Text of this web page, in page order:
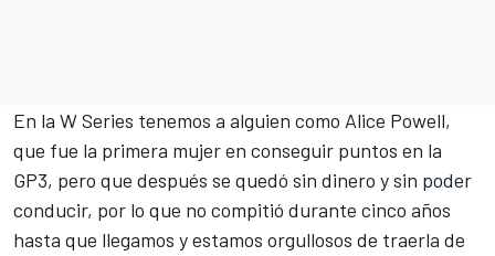
En la W Series tenemos a alguien como Alice Powell,
que fue la primera mujer en conseguir puntos en la
GP3, pero que después se quedó sin dinero y sin poder
conducir, por lo que no compitió durante cinco años
hasta que llegamos y estamos orgullosos de traerla de